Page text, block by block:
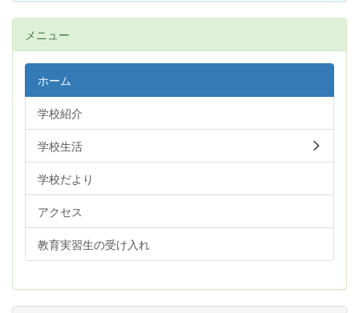
メニュー
ホーム
学校紹介
学校生活
学校だより
アクセス
教育実習生の受け入れ